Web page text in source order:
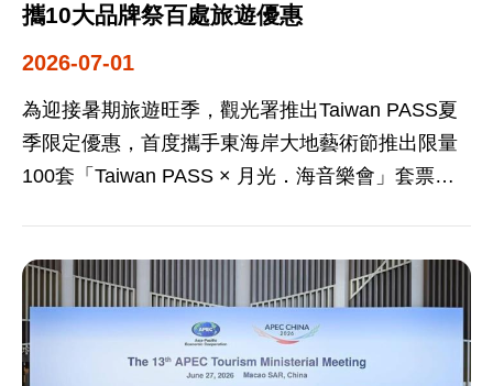
攜10大品牌祭百處旅遊優惠
2026-07-01
為迎接暑期旅遊旺季，觀光署推出Taiwan PASS夏
季限定優惠，首度攜手東海岸大地藝術節推出限量
100套「Taiwan PASS × 月光．海音樂會」套票，
光．海音樂會－澎湃的海」門票；同時，Taiwan
PASS也擴大旅遊服務版圖，攜手10大知名品牌推
出專屬優惠，涵蓋住宿、購物餐飲及休閒娛樂三大
類別，全台超過100處據點共同響應，提供旅客更便